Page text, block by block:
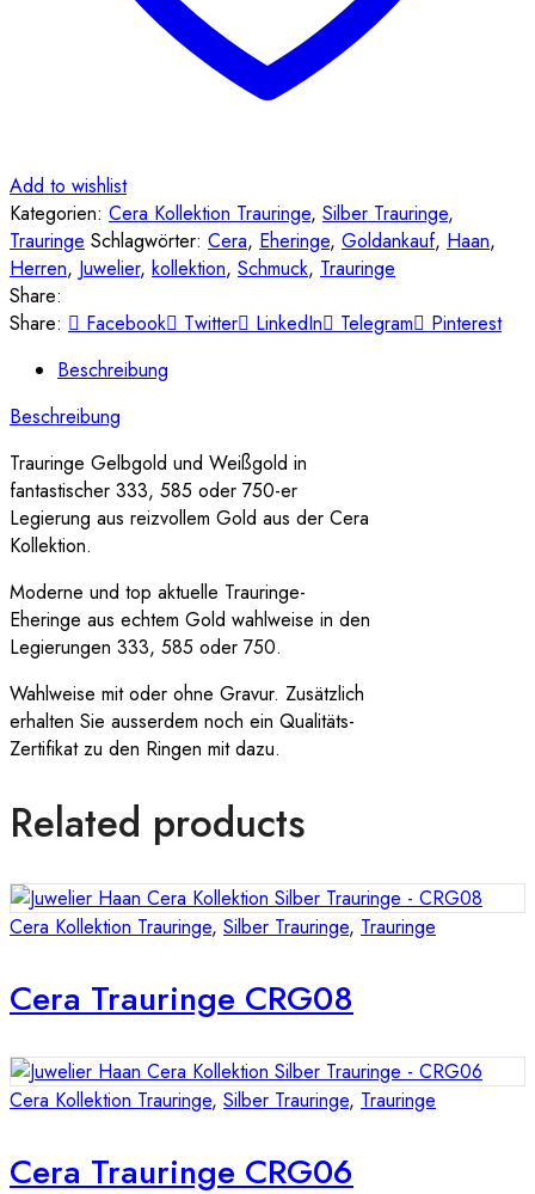
Add to wishlist
Kategorien: Cera Kollektion Trauringe, Silber Trauringe,
Trauringe Schlagwörter: Cera, Eheringe, Goldankauf, Haan,
Herren, Juwelier, kollektion, Schmuck, Trauringe
Share:
Share:
Facebook Twitter LinkedIn Telegram
Pinterest
Beschreibung
Beschreibung
Trauringe Gelbgold und Weißgold in
fantastischer 333, 585 oder 750-er
Legierung aus reizvollem Gold aus der Cera
Kollektion.
Moderne und top aktuelle Trauringe-
Eheringe aus echtem Gold wahlweise in den
Legierungen 333, 585 oder 750.
Wahlweise mit oder ohne Gravur. Zusätzlich
erhalten Sie ausserdem noch ein Qualitäts-
Zertifikat zu den Ringen mit dazu.
Related products
Cera Kollektion Trauringe, Silber Trauringe, Trauringe
Cera Trauringe CRG08
Cera Kollektion Trauringe, Silber Trauringe, Trauringe
Cera Trauringe CRG06